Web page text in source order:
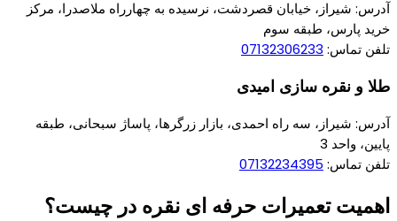
آدرس: شیراز، خیابان قصردشت، نرسیده به چهارراه ملاصدرا، مرکز
خرید پارس، طبقه سوم
تلفن تماس: 07132306233
طلا و نقره سازی امیدی
آدرس: شیراز، سه راه احمدی، بازار زرگرها، پاساژ سبحانی، طبقه
پایین، واحد 3
تلفن تماس: 07132234395
اهمیت تعمیرات حرفه ای نقره در چیست؟